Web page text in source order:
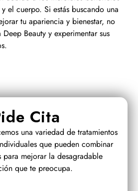
el cuerpo. Si estás buscando una
tu apariencia y bienestar, no
Beauty y experimentar sus
Cita
una variedad de tratamientos
que pueden combinar
para mejorar la desagradable
que te preocupa.